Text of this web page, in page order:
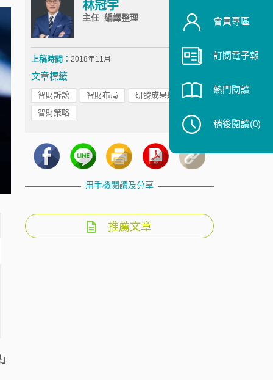
林冠宇
主任 編譯整理
上稿時間： 2018年11月
文章標籤
智財訴訟 智財布局
研發成果運用
智財策略
用手機閱讀及分享
推薦文章
會員專區
訂閱電子報
熱門閱讀
稍後閱讀(0)